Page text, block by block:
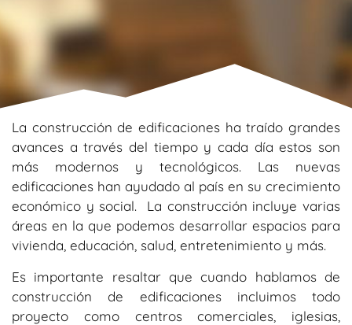
La construcción de edificaciones ha traído grandes
avances a través del tiempo y cada día estos son
más modernos y tecnológicos. Las nuevas
edificaciones han ayudado al país en su crecimiento
económico y social. La construcción incluye varias
áreas en la que podemos desarrollar espacios para
vivienda, educación, salud, entretenimiento y más.
Es importante resaltar que cuando hablamos de
construcción de edificaciones incluimos todo
proyecto como centros comerciales, iglesias,